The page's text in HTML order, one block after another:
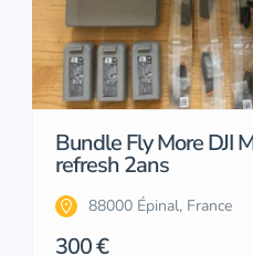
Bundle Fly More DJI
refresh 2ans
88000 Épinal, France
300 €